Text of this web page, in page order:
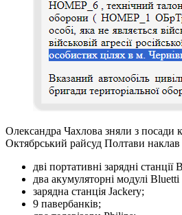
Олександра Чахлова зняли з посади
Октябрський райсуд Полтави
дві портативні зарядні
два акумуляторні модулі Bluetti
зарядна станція Jackery;
9 павербанків;